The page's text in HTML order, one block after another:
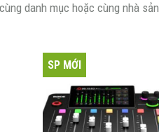
danh mục hoặc cùng nhà
SP MỚI